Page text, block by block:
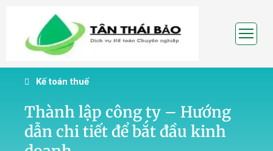
CHỦ
CHÚNG
Kế toán thuế
Thành lập công ty – Hướng
dẫn chi tiết để bắt đầu kinh